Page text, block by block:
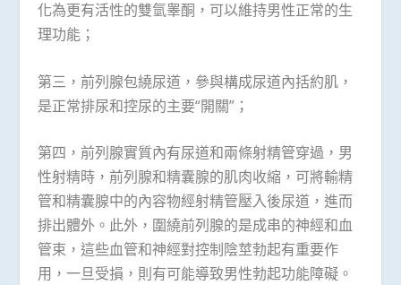
化為更有活性的雙氫睾酮，可以維持男性正常的生
理功能；
第三，前列腺包繞尿道，參與構成尿道內括約肌，
是正常排尿和控尿的主要“開關”；
第四，前列腺實質內有尿道和兩條射精管穿過，男
性射精時，前列腺和精囊腺的肌肉收縮，可將輸精
管和精囊腺中的內容物經射精管壓入後尿道，進而
排出體外。此外，圍繞前列腺的是成串的神經和血
管束，這些血管和神經對控制陰莖勃起有重要作
用，一旦受損，則有可能導致男性勃起功能障礙。